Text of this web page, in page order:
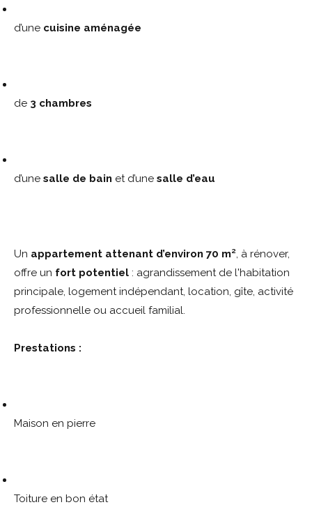
d’une cuisine aménagée
de 3 chambres
d’une salle de bain et d’une salle d’eau
Un appartement attenant d’environ 70 m² , à rénover,
offre un fort potentiel : agrandissement de l'habitation
principale, logement indépendant, location, gîte, activité
professionnelle ou accueil familial.
Prestations :
Maison en pierre
Toiture en bon état